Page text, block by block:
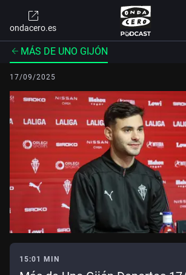
ondacero.es
MÁS DE UNO GIJÓN
17/09/2025
15:01 MIN